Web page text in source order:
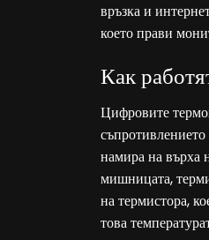
връзка и
което прави
Как
Цифровите
намира на върха
мишницата,
на термистора,
това